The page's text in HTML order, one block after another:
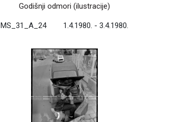
Godišnji odmori (ilustracije)
MS_31_A_24 1.4.1980. - 3.4.1980.